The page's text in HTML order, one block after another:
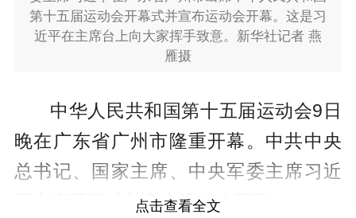
第十五届运动会开幕式并宣布运动会开幕。这是习
近平在主席台上向大家挥手致意。 新华社记者 燕
雁摄
中华人民共和国第十五届运动会9日
晚在广东省广州市隆重开幕。中共中央
总书记、国家主席、中央军委主席习近
平出席开幕式并宣布运动会开幕。
点击查看全文